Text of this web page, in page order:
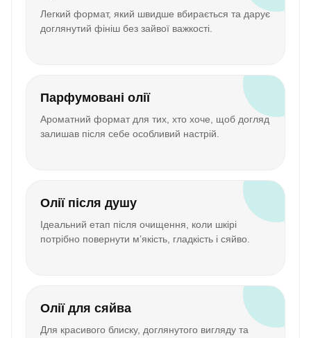
Легкий формат, який швидше вбирається та дарує
доглянутий фініш без зайвої важкості.
Парфумовані олії
Ароматний формат для тих, хто хоче, щоб догляд
залишав після себе особливий настрій.
Олії після душу
Ідеальний етап після очищення, коли шкірі
потрібно повернути м’якість, гладкість і сяйво.
Олії для сяйва
Для красивого блиску, доглянутого вигляду та